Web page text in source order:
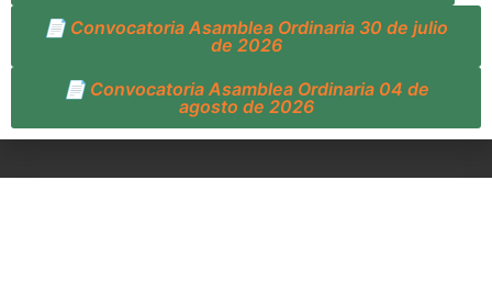
📄 Convocatoria Asamblea Ordinaria 30 de julio
de 2026
📄 Convocatoria Asamblea Ordinaria 04 de
agosto de 2026